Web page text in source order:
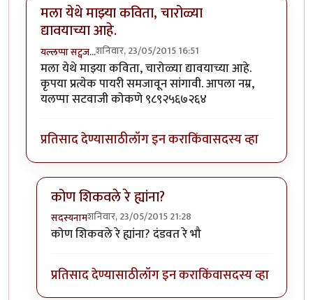
मला येथे माझ्या कविता, चारोळ्या
द्यावयाच्या आहे.
यल्लप्पा सट्वज…शनिवार, 23/05/2015 16:51
मला येथे माझ्या कविता, चारोळ्या द्यावयाच्या आहे.
कृपया प्रत्येक पायरी समजावून सांगावी. आपला नम्र,
यलप्पा सटवाजी कोकणे ९८९२५६७२६४
प्रतिसाद देण्यासाठीलॉग इन कराकिंवासदस्य व्हा
कोण शिकवले रे ह्यांना?
सदस्यनामशनिवार, 23/05/2015 21:28
In reply toमला येथे माझ्या कविता, चारोळ्या द्यावयाच्या
कोण शिकवले रे ह्यांना? दंडवत रे भौ
प्रतिसाद देण्यासाठीलॉग इन कराकिंवासदस्य व्हा